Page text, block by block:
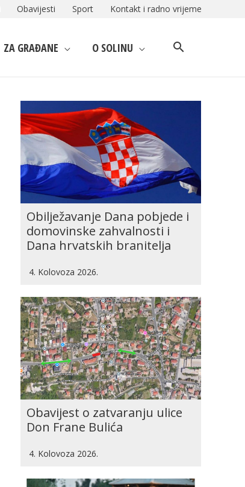
Obavijesti Sport Kontakt i radno vrijeme
ZA GRAĐANE O SOLINU
Obilježavanje Dana pobjede i
domovinske zahvalnosti i
Dana hrvatskih branitelja
4. Kolovoza 2026.
Obavijest o zatvaranju ulice
Don Frane Bulića
4. Kolovoza 2026.